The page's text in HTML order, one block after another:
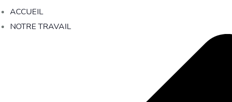
ACCUEIL
NOTRE TRAVAIL